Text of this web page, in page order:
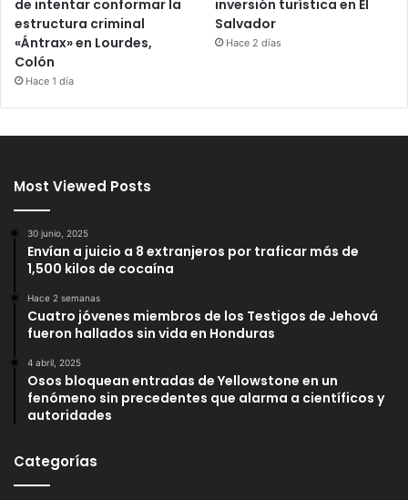
de intentar conformar la
estructura criminal
«Ántrax» en Lourdes,
Colón
Hace 1 día
inversión turística en El
Salvador
Hace 2 días
Most Viewed Posts
30 junio, 2025
Envían a juicio a 8 extranjeros por traficar más de
1,500 kilos de cocaína
Hace 2 semanas
Cuatro jóvenes miembros de los Testigos de Jehová
fueron hallados sin vida en Honduras
4 abril, 2025
Osos bloquean entradas de Yellowstone en un
fenómeno sin precedentes que alarma a científicos y
autoridades
Categorías